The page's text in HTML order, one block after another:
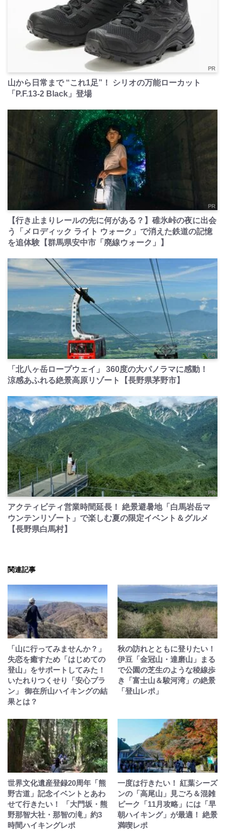
PR
山から日常まで “これ1足”！ シリオの万能ローカット
「P.F.13-2 Black」登場
PR
【行き止まりレールの先に何がある？】碓氷峠の夜に出会
う「メロディック ライト ウォーク」で消えた鉄道の記憶
を追体験【群馬県安中市「廃線ウォーク」】
PR
「北八ヶ岳ロープウェイ」 360度の大パノラマに感動！
涼感あふれる絶景高原リゾート【長野県茅野市】
PR
アクティビティ営業時間延長！ 絶景避暑地「白馬岩岳マ
ウンテンリゾート」で楽しむ夏の限定イベント＆グルメ
【長野県白馬村】
関連記事
「山に行ってみませんか？」
失恋を癒すため「はじめての
登山」をサポートしてみた！
いたれりつくせり「安心プラ
ン」 御在所山ハイキングの結
果とは？
秋の訪れとともに登りたい！
伊豆「金冠山・達磨山」まる
で公園の芝生のような稜線歩
き「富士山＆駿河湾」の絶景
「登山レポ」
世界文化遺産登録20周年「熊
野古道」記念イベントとあわ
せて行きたい！ 「大門坂・熊
野那智大社・那智の滝」約3
時間ハイキングレポ
一度は行きたい！ 紅葉シーズ
ンの「高尾山」見ごろ＆混雑
ピーク「11月攻略」には「早
朝ハイキング」が最適！ 絶景
満喫レポ